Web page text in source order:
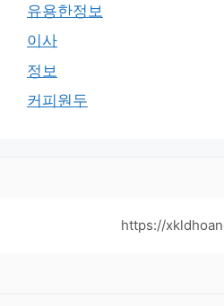
유용한정보
이사
정보
커피원두
https://